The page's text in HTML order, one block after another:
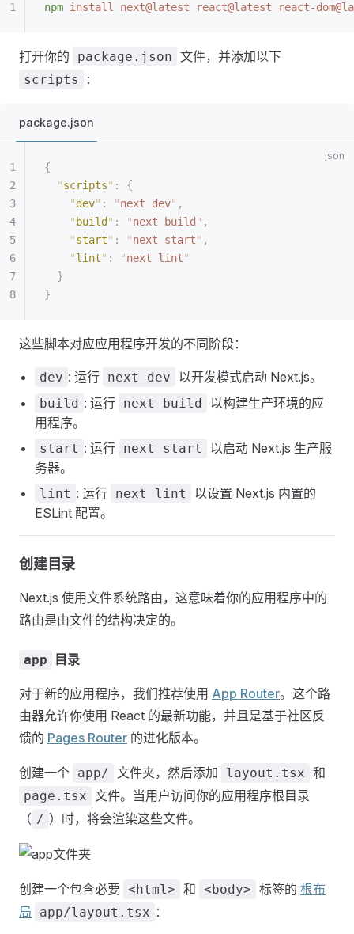
npm install next@latest react@latest react-
打开你的 package.json 文件，并添加以下
scripts :
package.json
{
  "
scripts" :
{
    "
dev" : "next dev" ,
    "
build " : "next build " ,
    "
start" : "next start" ,
    "
lint" : "next lint"
  }
}
这些脚本对应应用程序开发的不同阶段：
dev : 运行 next dev 以开发模式启动 Next.js。
build : 运行 next build
以构建生产环境的应
用程序。
start : 运行 next start
以启动 Next.js 生产服
务器。
lint : 运行 next lint
以设置 Next.js 内置的
ESLint 配置。
创建目录
Next.js 使用文件系统路由，这意味着你的应用程序中的
路由是由文件的结构决定的。
app 目录
对于新的应用程序，我们推荐使用 App Router。这个路
由器允许你使用 React 的最新功能，并且是基于社区反
馈的 Pages Router 的进化版本。
创建一个 app/ 文件夹，然后添加 layout.tsx 和
page.tsx 文件。当用户访问你的应用程序根目录
（ / ）时，将会渲染这些文件。
创建一个包含必要 <html> 和 <body> 标签的 根布
局
app/layout.tsx ：